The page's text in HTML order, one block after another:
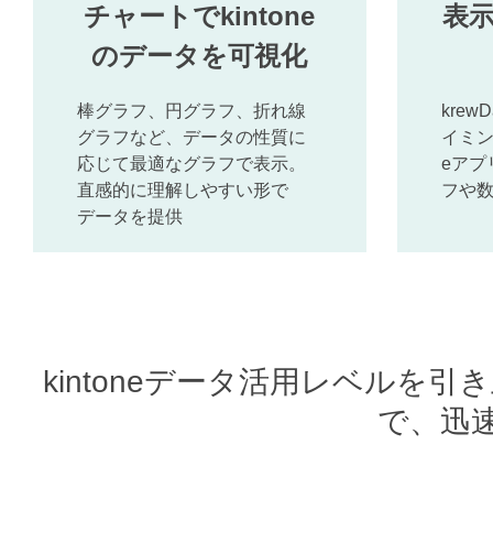
チャートでkintone
のデータを可視化
棒グラフ、円グラフ、折れ線
グラフなど、データの性質に
応じて最適なグラフで表示。
直感的に理解しやすい形で
データを提供
表
イミ
eアプ
フや
kintoneデータ活用レベルを引
で、迅